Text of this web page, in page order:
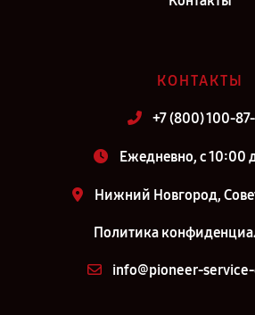
КОНТАКТЫ
+7 (800) 100-
Ежедневно, с 10:00
Нижний Новгород,
Политика
info@pioneer-